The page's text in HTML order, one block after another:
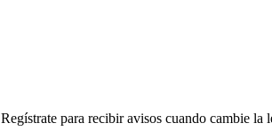
Regístrate para recibir avisos cuando cambie la